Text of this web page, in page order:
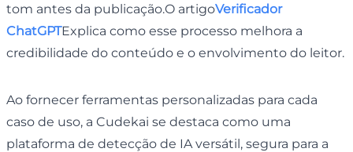
tom antes da publicação.O artigoVerificador
ChatGPTExplica como esse processo melhora a
credibilidade do conteúdo e o envolvimento do leitor.
Ao fornecer ferramentas personalizadas para cada
caso de uso, a Cudekai se destaca como uma
plataforma de detecção de IA versátil, segura para a